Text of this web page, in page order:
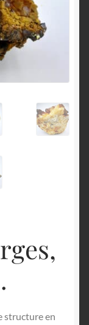
structure en